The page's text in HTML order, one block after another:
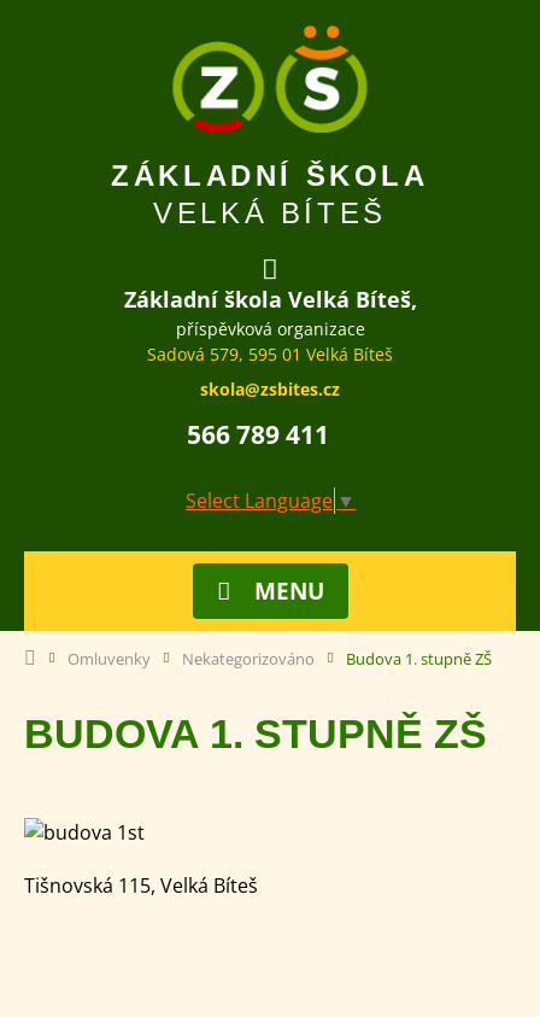
ZÁKLADNÍ ŠKOLA
VELKÁ BÍTEŠ
Základní škola Velká Bíteš,
příspěvková organizace
Sadová 579, 595 01 Velká Bíteš
skola@zsbites.cz
566 789 411
Select Language ▼
MENU
Omluvenky Nekategorizováno Budova 1. stupně ZŠ
BUDOVA 1. STUPNĚ ZŠ
Tišnovská 115, Velká Bíteš